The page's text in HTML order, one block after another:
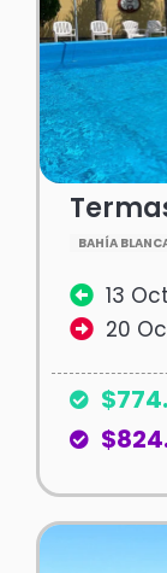
BAHÍA
13
20